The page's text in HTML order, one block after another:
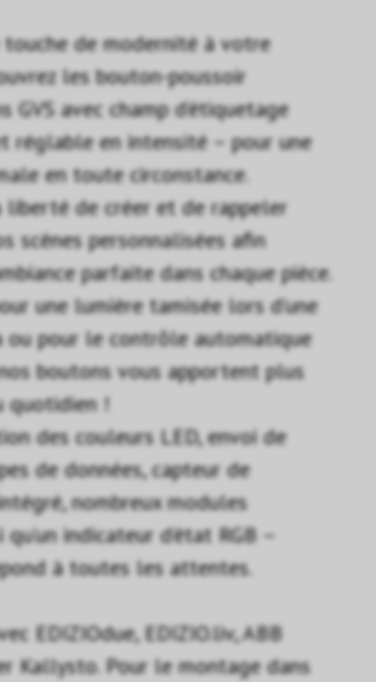
touche de modernité à votre
les bouton-poussoir
avec champ d’étiquetage
réglable en intensité – pour une
en toute circonstance.
de créer et de rappeler
scènes personnalisées afin
parfaite dans chaque pièce.
une lumière tamisée lors d’une
ou pour le contrôle automatique
boutons vous apportent plus
quotidien !
des couleurs LED, envoi de
de données, capteur de
nombreux modules
indicateur d’état RGB –
à toutes les attentes.
EDIZIOdue, EDIZIO.liv, ABB
Kallysto. Pour le montage dans